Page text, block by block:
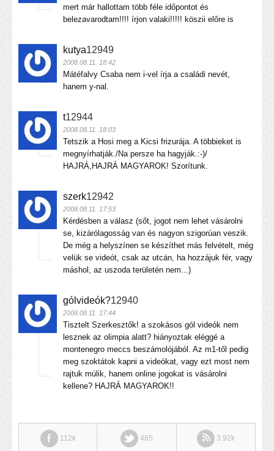
mert már hallottam több féle időpontot és
belezavarodtam!!!! írjon valaki!!!!! köszii előre is
kutya12949
2008.08.11. 18:42
Mátéfalvy Csaba nem i-vel írja a családi nevét,
hanem y-nal.
t12944
2008.08.11. 18:03
Tetszik a Hosi meg a Kicsi frizurája. A többieket is
megnyírhatják./Na persze ha hagyják.:-)/
HAJRÁ,HAJRÁ MAGYAROK! Szorítunk.
szerk12942
2008.08.11. 17:53
Kérdésben a válasz (sőt, jogot nem lehet vásárolni
se, kizárólagosság van és nagyon szigorúan veszik.
De még a helyszínen se készíthet más felvételt, még
velük se videót, csak az utcán, ha hozzájuk fér, vagy
máshol, az uszoda területén nem...)
gólvideók?12940
2008.08.11. 17:44
Tisztelt Szerkesztők! a szokásos gól videók nem
lesznek az olimpia alatt? hiányoztak eléggé a
montenegro meccs beszámolójából. Az m1-től pedig
meg szoktátok kapni a videókat, vagy ezt most nem
rajtuk múlik, hanem online jogokat is vásárolni
kellene? HAJRÁ MAGYAROK!!
112k 465 3.92k